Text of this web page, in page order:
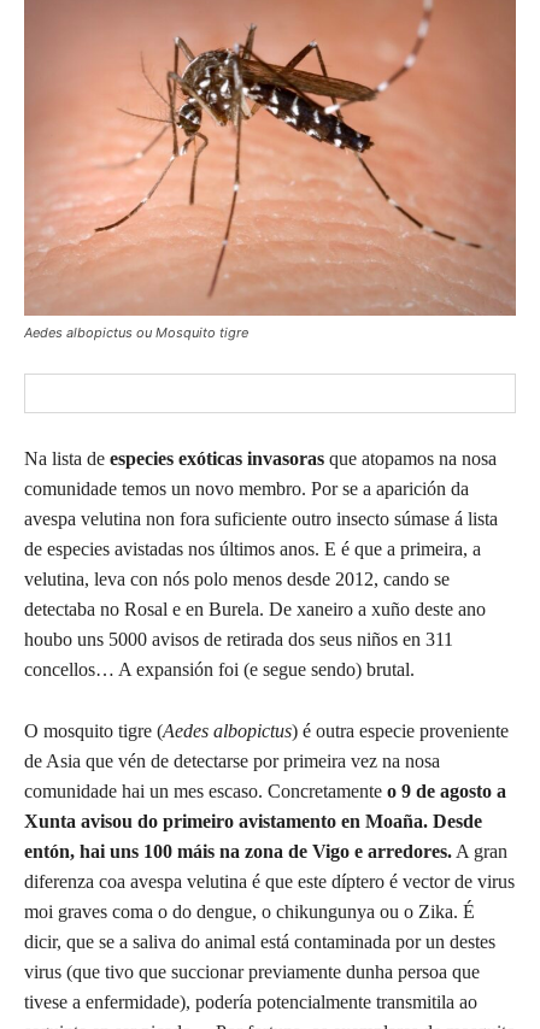
Aedes albopictus ou Mosquito tigre
Na lista de especies exóticas invasoras que atopamos na nosa
comunidade temos un novo membro. Por se a aparición da
avespa velutina non fora suficiente outro insecto súmase á lista
de especies avistadas nos últimos anos. E é que a primeira, a
velutina, leva con nós polo menos desde 2012, cando se
detectaba no Rosal e en Burela. De xaneiro a xuño deste ano
houbo uns 5000 avisos de retirada dos seus niños en 311
concellos… A expansión foi (e segue sendo) brutal.
O mosquito tigre (Aedes albopictus) é outra especie proveniente
de Asia que vén de detectarse por primeira vez na nosa
comunidade hai un mes escaso. Concretamente o 9 de agosto a
Xunta avisou do primeiro avistamento en Moaña. Desde
entón, hai uns 100 máis na zona de Vigo e arredores. A gran
diferenza coa avespa velutina é que este díptero é vector de virus
moi graves coma o do dengue, o chikungunya ou o Zika. É
dicir, que se a saliva do animal está contaminada por un destes
virus (que tivo que succionar previamente dunha persoa que
tivese a enfermidade), podería potencialmente transmitila ao